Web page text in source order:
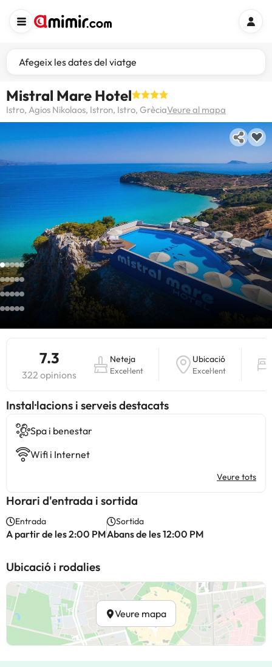
Afegeix les dates del viatge
Mistral Mare Hotel
Istro, Agios Nikolaos, Istron, Istro, GrèciaVeure al mapa
7.3
322 opinions
Neteja
Excel·lent
Ubicació
Excel·lent
Instal·lacions i serveis destacats
Spa i benestar
Wifi i Internet
Veure tots
Horari d'entrada i sortida
Entrada
A partir de les 2:00 PM
Sortida
Abans de les 12:00 PM
Ubicació i rodalies
Veure mapa